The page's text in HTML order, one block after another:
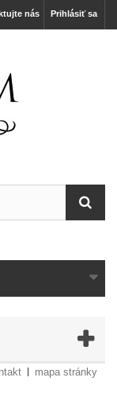
Prihlásiť sa
nás
mapa stránky